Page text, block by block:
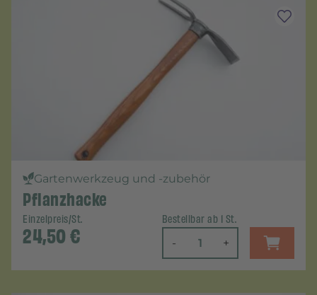
Gartenwerkzeug und -zubehör
Pflanzhacke
Einzelpreis/St.
24,50€
Bestellbar ab 1 St.
- +